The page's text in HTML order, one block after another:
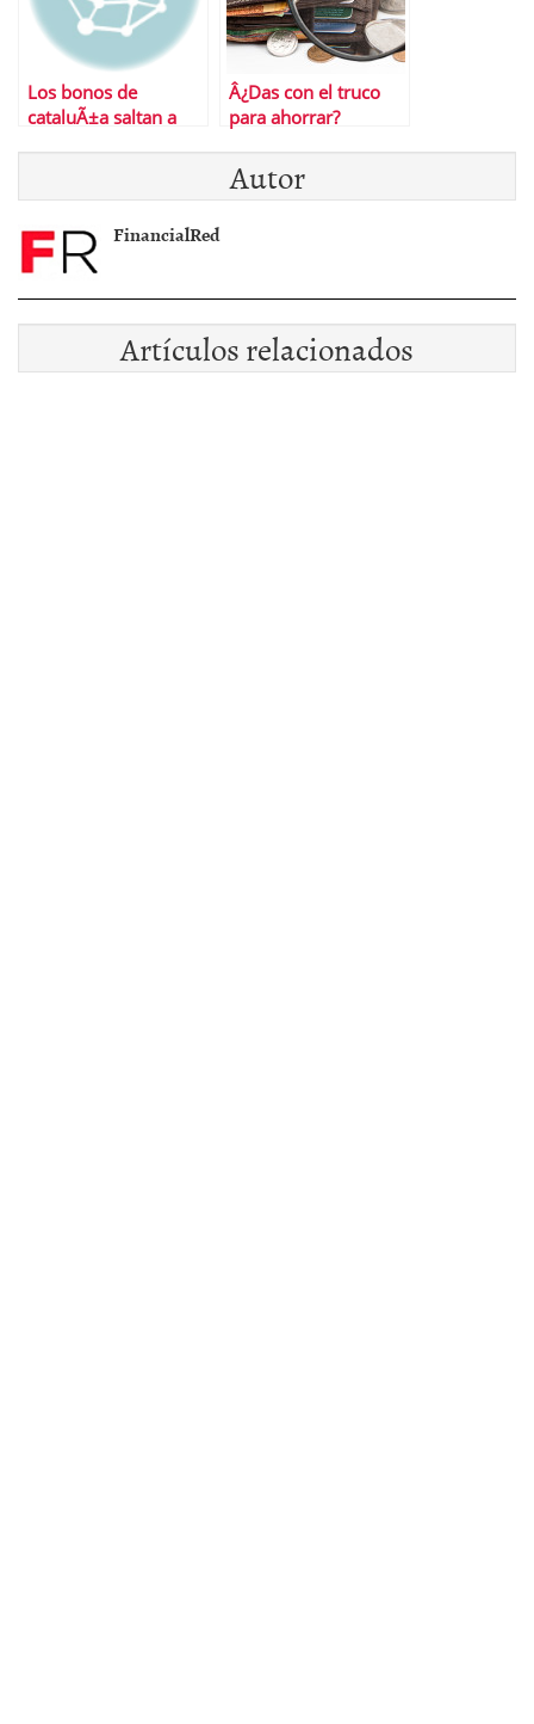
Los bonos de
cataluÃ±a saltan a
Â¿Das con el truco
para ahorrar?
Autor
FinancialRed
Artículos relacionados